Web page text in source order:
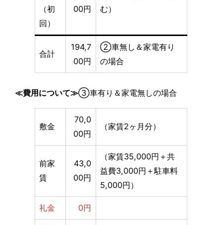
（初
回）
00円
む）
合計
194,7
00円
②車無し＆家電有り
の場合
≪費用について≫③車有り＆家電無しの場合
敷金
70,0
00円
（家賃2ヶ月分）
前家
賃
43,0
00円
（家賃35,000円＋共
益費3,000円＋駐車料
5,000円）
礼金 0円